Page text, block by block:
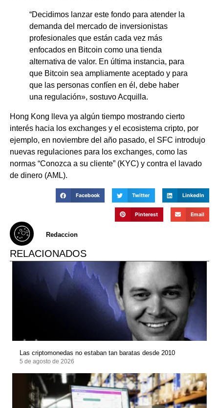
“Decidimos lanzar este fondo para atender la
demanda del mercado de inversionistas
profesionales que están cada vez más
enfocados en Bitcoin como una tienda
alternativa de valor. En última instancia, para
que Bitcoin sea ampliamente aceptado y para
que las personas confíen en él, debe haber
una regulación», sostuvo Acquilla.
Hong Kong lleva ya algún tiempo mostrando cierto
interés hacia los exchanges y el ecosistema cripto, por
ejemplo, en noviembre del año pasado, el SFC introdujo
nuevas regulaciones para los exchanges, como las
normas “Conozca a su cliente” (KYC) y contra el lavado
de dinero (AML).
Facebook Twitter LinkedIn
Pinterest Email
Redaccion
RELACIONADOS
Las criptomonedas no estaban tan baratas desde 2010
5 de agosto de 2026